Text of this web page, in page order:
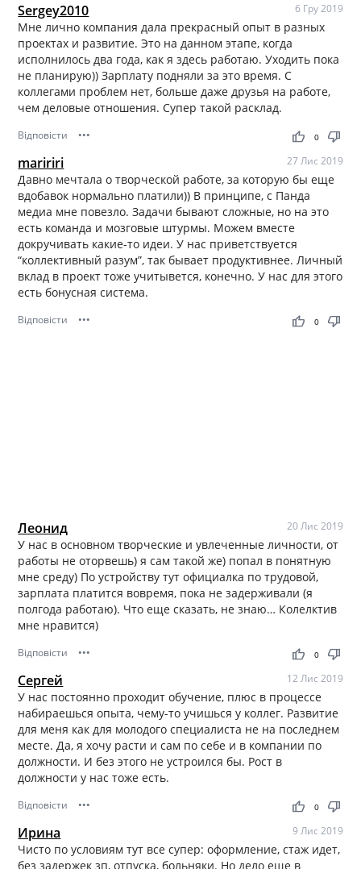
Sergey2010 6 Гру 2019
Мне лично компания дала прекрасный опыт в разных
проектах и развитие. Это на данном этапе, когда
исполнилось два года, как я здесь работаю. Уходить пока
не планирую)) Зарплату подняли за это время. С
коллегами проблем нет, больше даже друзья на работе,
чем деловые отношения. Супер такой расклад.
Відповісти ••• thumb_up thumb_down
0
maririri 27 Лис 2019
Давно мечтала о творческой работе, за которую бы еще
вдобавок нормально платили)) В принципе, с Панда
медиа мне повезло. Задачи бывают сложные, но на это
есть команда и мозговые штурмы. Можем вместе
докручивать какие-то идеи. У нас приветствуется
“коллективный разум”, так бывает продуктивнее. Личный
вклад в проект тоже учитывется, конечно. У нас для этого
есть бонусная система.
Відповісти ••• thumb_up thumb_down
0
Леонид 20 Лис 2019
У нас в основном творческие и увлеченные личности, от
работы не оторвешь) я сам такой же) попал в понятную
мне среду) По устройству тут официалка по трудовой,
зарплата платится вовремя, пока не задерживали (я
полгода работаю). Что еще сказать, не знаю… Колелктив
мне нравится)
Відповісти ••• thumb_up thumb_down
0
Сергей 12 Лис 2019
У нас постоянно проходит обучение, плюс в процессе
набираешься опыта, чему-то учишься у коллег. Развитие
для меня как для молодого специалиста не на последнем
месте. Да, я хочу расти и сам по себе и в компании по
должности. И без этого не устроился бы. Рост в
должности у нас тоже есть.
Відповісти ••• thumb_up thumb_down
0
Ирина 9 Лис 2019
Чисто по условиям тут все супер: оформление, стаж идет,
без задержек зп, отпуска, больняки. Но дело еще в